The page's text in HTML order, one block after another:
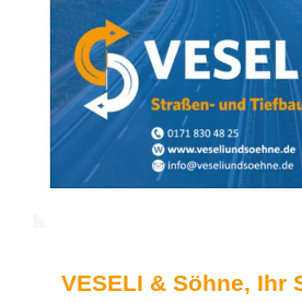
VESELI & Söhne, Ihr